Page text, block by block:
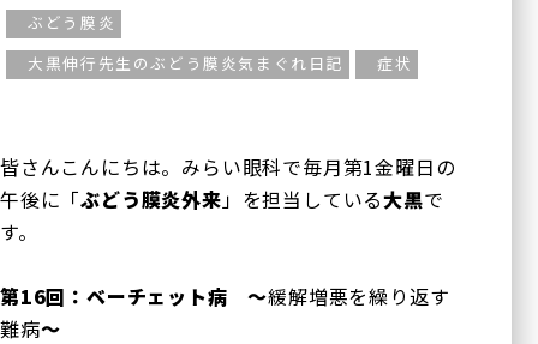
ぶどう膜炎
大黒伸行先生のぶどう膜炎気まぐれ日記
症状
皆さんこんにちは。みらい眼科で毎月第1金曜日の
午後に「ぶどう膜炎外来」を担当している大黒で
す。
第16回：ベーチェット病 ～緩解増悪を繰り返す
難病～